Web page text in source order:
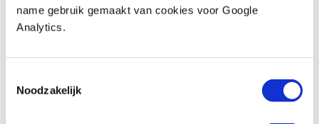
name gebruik gemaakt van cookies voor Google
Analytics.
Noodzakelijk
Compare
Festool accu-zaagtafel CSC SYS 50 EBI-